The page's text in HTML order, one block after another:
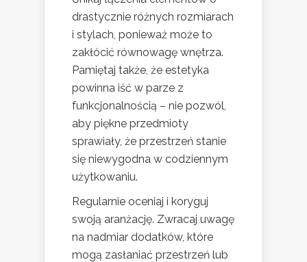
drastycznie różnych rozmiarach
i stylach, ponieważ może to
zakłócić równowagę wnętrza.
Pamiętaj także, że estetyka
powinna iść w parze z
funkcjonalnością – nie pozwól,
aby piękne przedmioty
sprawiały, że przestrzeń stanie
się niewygodna w codziennym
użytkowaniu.
Regularnie oceniaj i koryguj
swoją aranżację. Zwracaj uwagę
na nadmiar dodatków, które
mogą zasłaniać przestrzeń lub